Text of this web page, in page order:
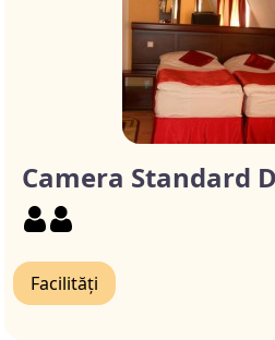
Camera Standard
Facilități